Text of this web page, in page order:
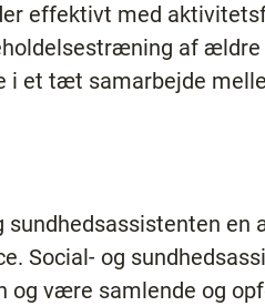
effektivt med
af
i et tæt samarbejde
en
Social- og
være samlende og